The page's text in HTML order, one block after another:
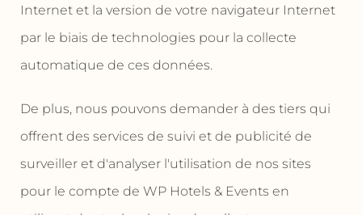
Internet et la version de votre navigateur Internet
par le biais de technologies pour la collecte
automatique de ces données.
De plus, nous pouvons demander à des tiers qui
offrent des services de suivi et de publicité de
surveiller et d'analyser l'utilisation de nos sites
pour le compte de WP Hotels & Events en